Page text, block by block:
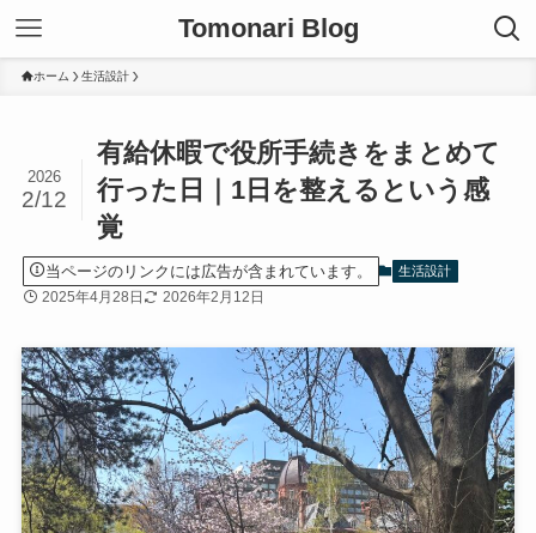
Tomonari Blog
ホーム 生活設計
有給休暇で役所手続きをまとめて
行った日｜1日を整えるという感
覚
2026
2/12
当ページのリンクには広告が含まれています。 生活設計
2025年4月28日 2026年2月12日